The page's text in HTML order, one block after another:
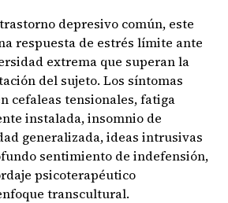
depresivo común, este
respuesta de estrés límite ante
extrema que superan la
del sujeto. Los síntomas
cefaleas tensionales, fatiga
instalada, insomnio de
generalizada, ideas intrusivas
sentimiento de indefensión,
psicoterapéutico
transcultural.